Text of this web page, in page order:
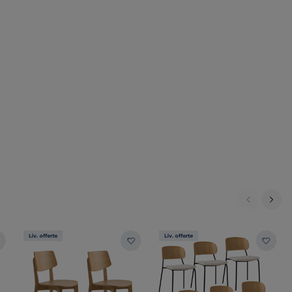
Liv. offerte Liv. offerte